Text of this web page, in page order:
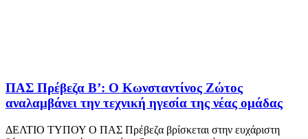
ΠΑΣ Πρέβεζα Β’: Ο Κωνσταντίνος Ζώτος
αναλαμβάνει την τεχνική ηγεσία της νέας ομάδας
ΔΕΛΤΙΟ ΤΥΠΟΥ Ο ΠΑΣ Πρέβεζα βρίσκεται στην ευχάριστη